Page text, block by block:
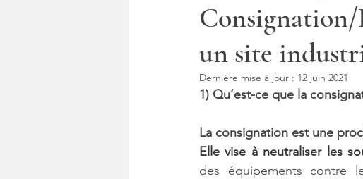
un site
Dernière mise à jour : 12 juin 2021
1) Qu’est-ce que la
La consignation est une
Elle vise à neutraliser les
des équipements contre